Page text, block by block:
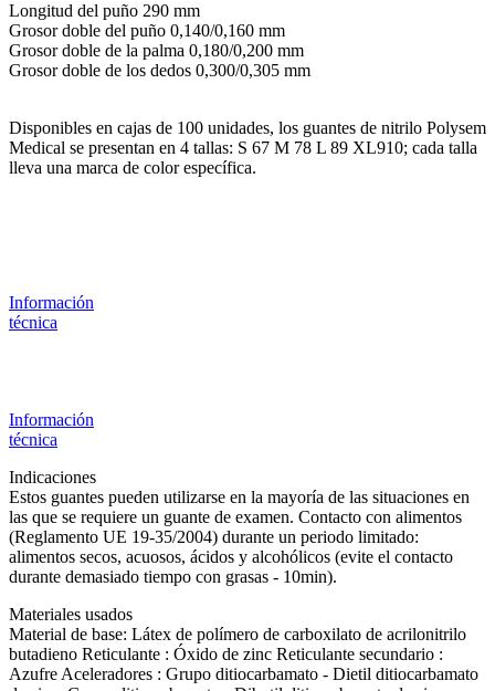
Longitud del puño 290 mm
Grosor doble del puño 0,140/0,160 mm
Grosor doble de la palma 0,180/0,200 mm
Grosor doble de los dedos 0,300/0,305 mm
Disponibles en cajas de 100 unidades, los guantes de nitrilo Polysem
Medical se presentan en 4 tallas: S 67 M 78 L 89 XL910; cada talla
lleva una marca de color específica.
Información
técnica
Información
técnica
Indicaciones
Estos guantes pueden utilizarse en la mayoría de las situaciones en
las que se requiere un guante de examen. Contacto con alimentos
(Reglamento UE 19-35/2004) durante un periodo limitado:
alimentos secos, acuosos, ácidos y alcohólicos (evite el contacto
durante demasiado tiempo con grasas - 10min).
Materiales usados
Material de base: Látex de polímero de carboxilato de acrilonitrilo
butadieno Reticulante : Óxido de zinc Reticulante secundario :
Azufre Aceleradores : Grupo ditiocarbamato - Dietil ditiocarbamato